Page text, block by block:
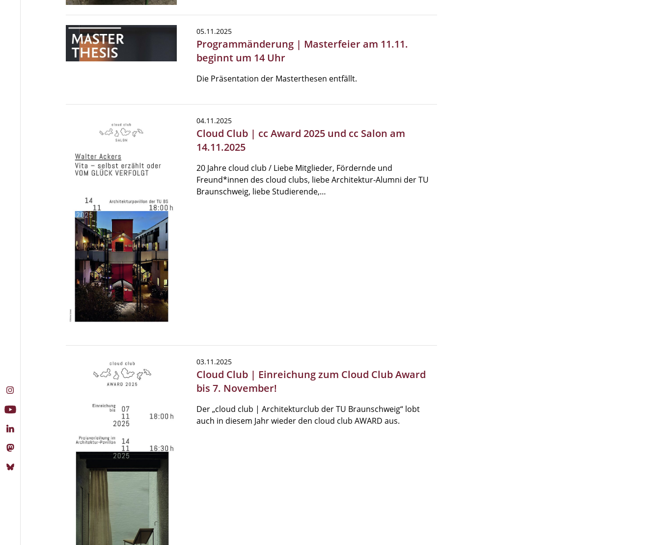
05.11.2025
Programmänderung | Masterfeier am 11.11.
beginnt um 14 Uhr
Die Präsentation der Masterthesen entfällt.
04.11.2025
Cloud Club | cc Award 2025 und cc Salon am
14.11.2025
20 Jahre cloud club / Liebe Mitglieder, Fördernde und
Freund*innen des cloud clubs, liebe Architektur-Alumni der TU
Braunschweig, liebe Studierende,…
03.11.2025
Cloud Club | Einreichung zum Cloud Club Award
bis 7. November!
Der „cloud club | Architekturclub der TU Braunschweig“ lobt
auch in diesem Jahr wieder den cloud club AWARD aus.